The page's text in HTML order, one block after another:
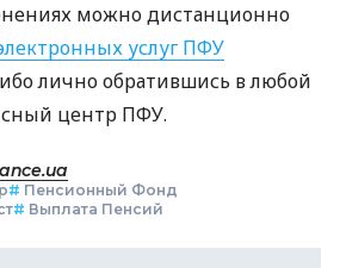
можно дистанционно
услуг ПФУ
лично обратившись в любой
центр ПФУ.
# Пенсионный Фонд
# Выплата Пенсий